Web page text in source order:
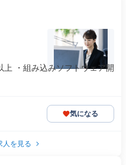
・組み込みソフトウェア開
気になる
人を見る